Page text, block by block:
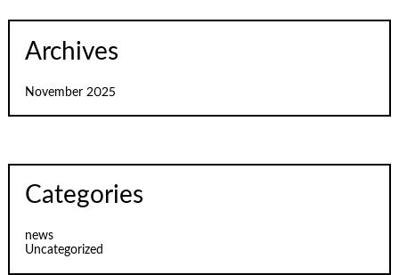
Archives
November 2025
Categories
news
Uncategorized